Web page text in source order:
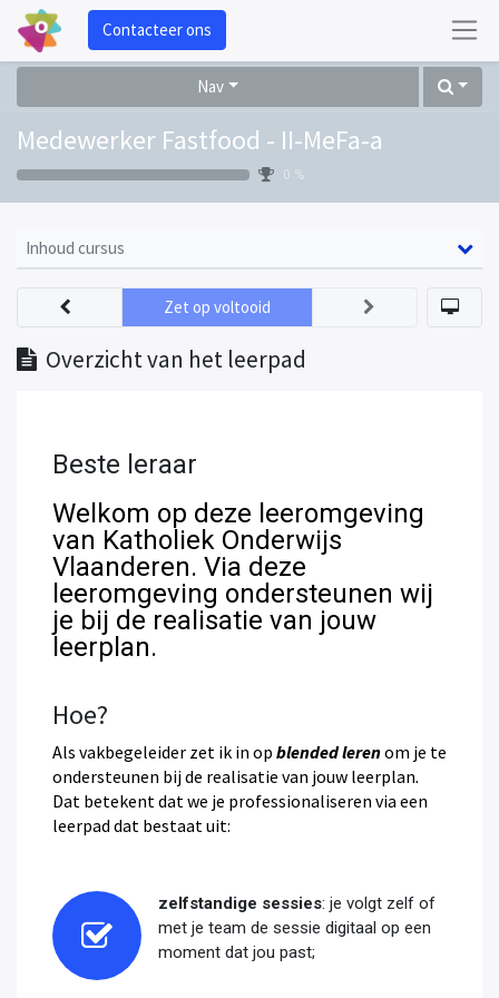
Contacteer ons
Nav
Medewerker Fastfood - II-MeFa-a
0 %
Inhoud cursus
Overzicht van het leerpad
Zet op voltooid
Beste leraar
Welkom op deze leeromgeving
van Katholiek Onderwijs
Vlaanderen. Via deze
leeromgeving ondersteunen wij
je bij de realisatie van jouw
leerplan.
Hoe?
Als vakbegeleider zet ik in op blended lerenom je te
ondersteunen bij de realisatie van jouw leerplan.
Dat betekent dat we je professionaliseren via een
leerpad dat bestaat uit:
zelfstandige sessies: je volgt zelf of
met je team de sessie digitaal op een
moment dat jou past;